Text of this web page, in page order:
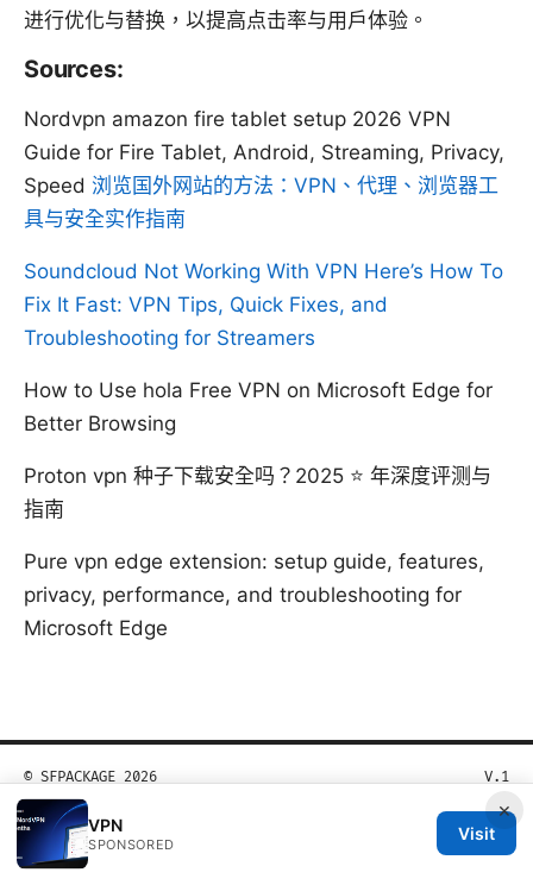
进行优化与替换，以提高点击率与用户体验。
Sources:
Nordvpn amazon fire tablet setup 2026 VPN
Guide for Fire Tablet, Android, Streaming, Privacy,
Speed 浏览国外网站的方法：VPN、代理、浏览器工
具与安全实作指南
Soundcloud Not Working With VPN Here’s How To
Fix It Fast: VPN Tips, Quick Fixes, and
Troubleshooting for Streamers
How to Use hola Free VPN on Microsoft Edge for
Better Browsing
Proton vpn 种子下载安全吗？2025 ⭐ 年深度评测与
指南
Pure vpn edge extension: setup guide, features,
privacy, performance, and troubleshooting for
Microsoft Edge
×
VPN
SPONSORED
Visit
© SFPACKAGE 2026 V.1